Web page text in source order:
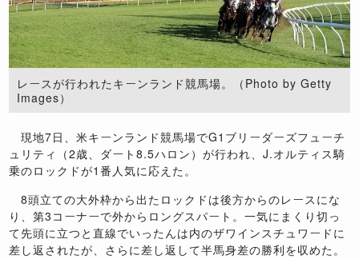
レースが行われたキーンランド競馬場。（Photo by Getty
Images）
現地7日、米キーンランド競馬場でG1ブリーダーズフューチ
ュリティ（2歳、ダート8.5ハロン）が行われ、J.オルティス騎
乗のロックドが1番人気に応えた。
8頭立ての大外枠から出たロックドは後方からのレースにな
り、第3コーナーで外からロングスパート。一気にまくり切っ
て先頭に立つと直線でいったんは内のザワインスチュワードに
差し返されたが、さらに差し返して半馬身差の勝利を収めた。